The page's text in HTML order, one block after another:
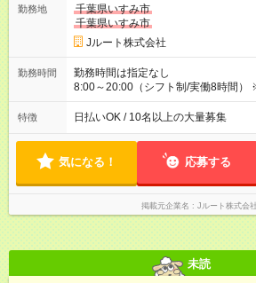
万円／週6日稼働 ・地方郊外エリア 月収40万円／週5日稼働 月
収40万円~50万円／週6日稼働 ＜モデルイメージ＞ ■月収50万
円 (27歳男性/江東区在住)※元建築関
(日休み) ■月収80万円(43歳男性/墨田区在住)※元営業 1日200個
勤務地
千葉県いすみ市
千葉県いすみ市
Jルート株式会社
勤務時間
勤務時間は指定なし
8:00～20:00（シフト制/実働8時間）
は週4も有り） ※配達状況によって
案件により多少の前後あり ※配達が
特徴 日払いOK / 10名以上の大量募集
気になる！ 応募する
掲載元企業名 Jルート株式会社
未読